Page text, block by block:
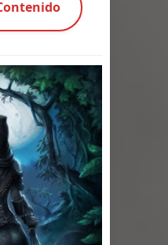
en el Bidé
a Plena Luz
de mi Enemigo
del Infierno